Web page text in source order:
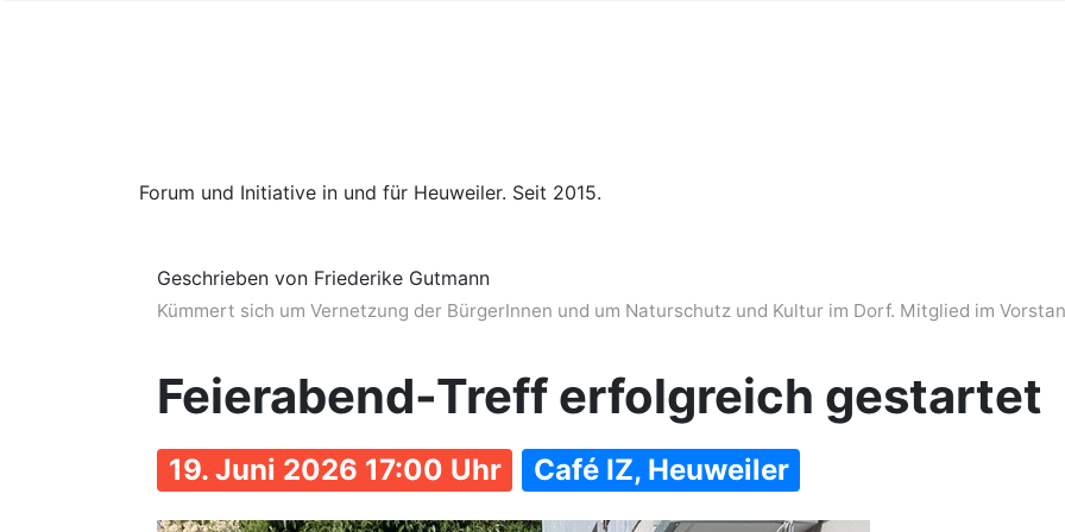
Forum und Initiative in und für Heuweiler. Seit 2015.
Geschrieben von Friederike Gutmann
Kümmert sich um Vernetzung der BürgerInnen und um Naturschutz und Kultur im Dorf. Mitglied im
Feierabend-Treff erfolgreich gestartet
19. Juni 2026 17:00 Uhr Café IZ, Heuweiler